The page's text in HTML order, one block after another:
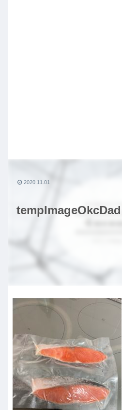
tempImageOkcDad
2020.11.01